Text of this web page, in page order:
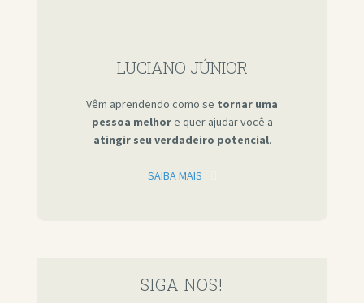
LUCIANO JÚNIOR
Vêm aprendendo como se tornar uma
pessoa melhore quer ajudar você a
atingir seu verdadeiro potencial.
SAIBA MAIS
SIGA NOS!